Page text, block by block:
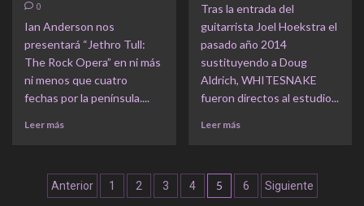
0
Ian Anderson nos
presentará “Jethro Tull:
The Rock Opera” en ni más
ni menos que cuatro
fechas por la península....
Leer más
Tras la entrada del
guitarrista Joel Hoekstra el
pasado año 2014
sustituyendo a Doug
Aldrich, WHITESNAKE
fueron directos al estudio...
Leer más
Navegación
Anterior 1 2 3 4 5 6 Siguiente